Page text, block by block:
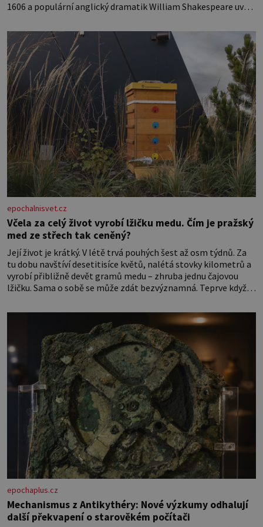
1606 a populární anglický dramatik William Shakespeare uvádí
roce 1603 vystřídal
epochalnisvet.cz
Včela za celý život vyrobí lžičku medu. Čím je pražský
med ze střech tak ceněný?
Její život je krátký. V létě trvá pouhých šest až osm týdnů. Za
tu dobu navštíví desetitisíce květů, nalétá stovky kilometrů a
vyrobí přibližně devět gramů medu – zhruba jednu čajovou
lžičku. Sama o sobě se může zdát bezvýznamná. Teprve když
vznikne jeden z nejdokonalejších organismů
epochaplus.cz
Mechanismus z Antikythéry: Nové výzkumy odhalují
další překvapení o starověkém počítači